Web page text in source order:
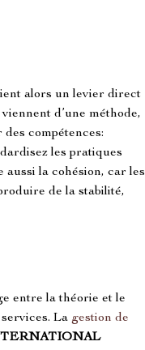
alors un levier direct
d’une méthode,
compétences:
les pratiques
la cohésion, car les
de la stabilité,
entre la théorie et le
La gestion de